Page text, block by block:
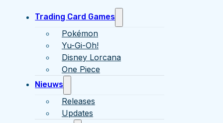
Trading Card Games
Pokémon
Yu-Gi-Oh!
Disney Lorcana
One Piece
Nieuws
Releases
Updates